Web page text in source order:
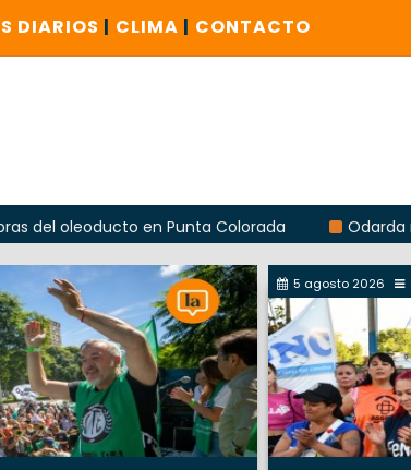
DIARIOS | CLIMA | CONTACTO
en Punta Colorada
Odarda reclamó
5 agosto 2026